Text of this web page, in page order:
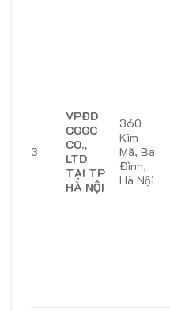
3
VPĐD
CGGC
CO.,
LTD
TẠI TP
HÀ NỘI
360
Kim
Mã, Ba
Đình,
Hà Nội